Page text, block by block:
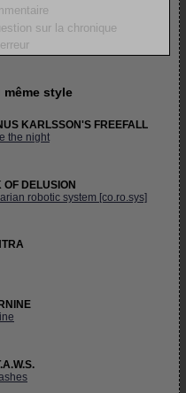
sur la chronique
style
KARLSSON'S FREEFALL
the night
OF DELUSION
robotic system [co.ro.sys]